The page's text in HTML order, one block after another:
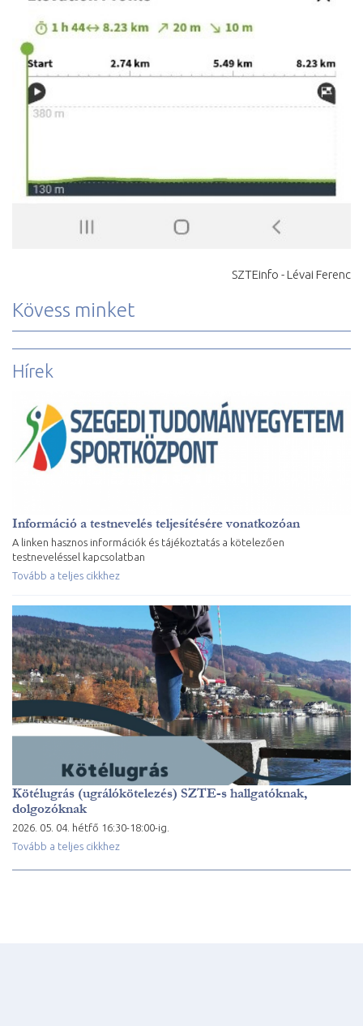
SZTEinfo - Lévai Ferenc
Kövess minket
Hírek
Információ a testnevelés teljesítésére vonatkozóan
A linken hasznos információk és tájékoztatás a kötelezően
testneveléssel kapcsolatban
Tovább a teljes cikkhez
Kötélugrás (ugrálókötelezés) SZTE-s hallgatóknak,
dolgozóknak
2026. 05. 04. hétfő 16:30-18:00-ig.
Tovább a teljes cikkhez